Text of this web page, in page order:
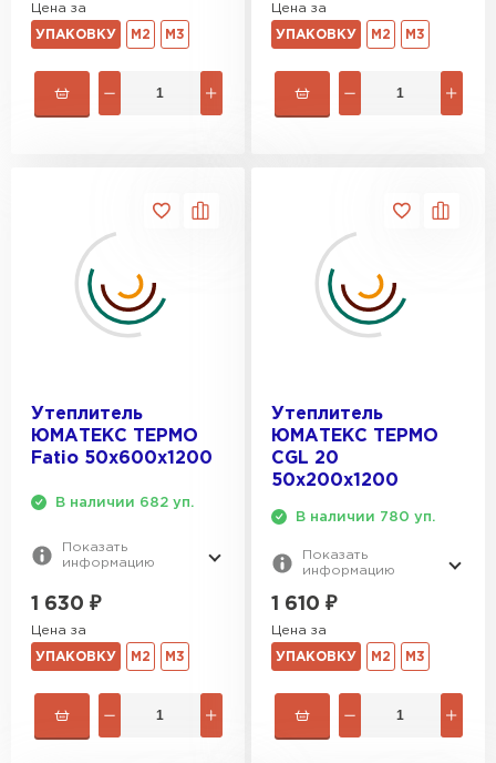
Цена за
УПАКОВКУ М2 М3
Цена за
УПАКОВКУ М2 М3
Утеплитель
ЮМАТЕКС ТЕРМО
Fatio 50х600х1200
В наличии 682 уп.
Показать
информацию
1 630 ₽
Цена за
УПАКОВКУ М2 М3
Утеплитель
ЮМАТЕКС ТЕРМО
CGL 20
50х200х1200
В наличии 780 уп.
Показать
информацию
1 610 ₽
Цена за
УПАКОВКУ М2 М3